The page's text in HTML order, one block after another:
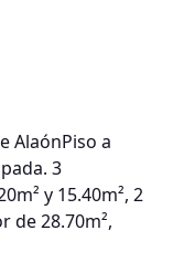
AlaónPiso a
3
y 15.40m², 2
de 28.70m²,